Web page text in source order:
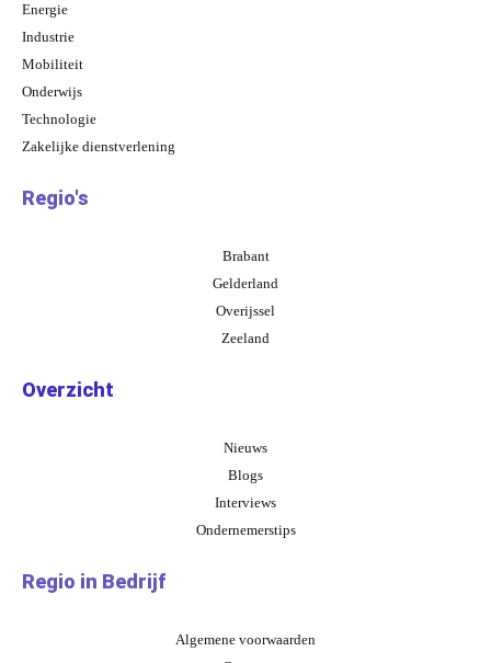
Energie
Industrie
Mobiliteit
Onderwijs
Technologie
Zakelijke dienstverlening
Regio's
Brabant
Gelderland
Overijssel
Zeeland
Overzicht
Nieuws
Blogs
Interviews
Ondernemerstips
Regio in Bedrijf
Algemene voorwaarden